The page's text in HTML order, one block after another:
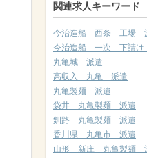
関連求人キーワード
今治造船 西条 工場
今治造船 一次 下請
丸亀城 派遣
高収入 丸亀 派遣
丸亀製麺 派遣
袋井 丸亀製麺 派遣
釧路 丸亀製麺 派遣
香川県 丸亀市 派遣
山形 新庄 丸亀製麺